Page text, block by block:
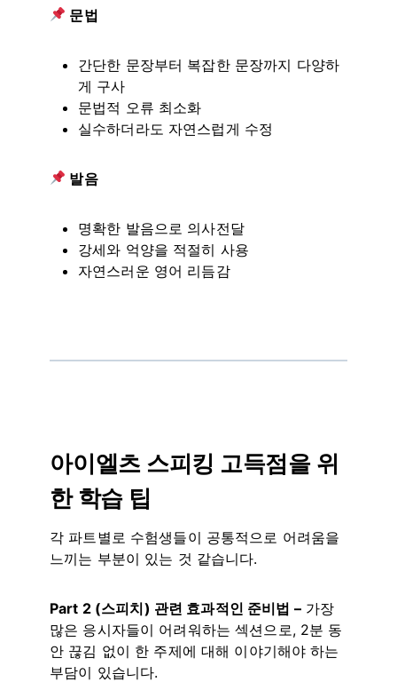
문법
간단한 문장부터 복잡한 문장까지 다양하
게 구사
문법적 오류 최소화
실수하더라도 자연스럽게 수정
발음
명확한 발음으로 의사전달
강세와 억양을 적절히 사용
자연스러운 영어 리듬감
아이엘츠 스피킹 고득점을 위
한 학습 팁
각 파트별로 수험생들이 공통적으로 어려움을
느끼는 부분이 있는 것 같습니다.
Part 2 (스피치) 관련 효과적인 준비법 –가장
많은 응시자들이 어려워하는 섹션으로, 2분 동
안 끊김 없이 한 주제에 대해 이야기해야 하는
부담이 있습니다.